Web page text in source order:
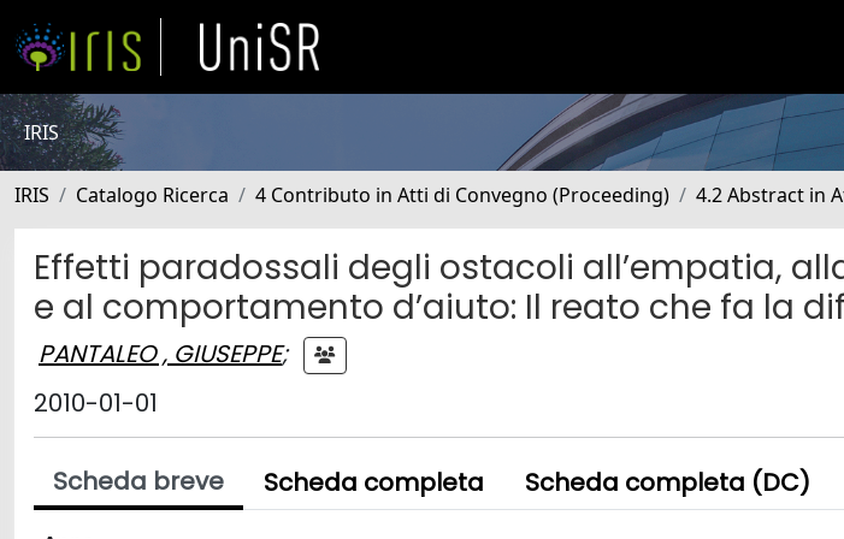
IRIS
IRIS Catalogo Ricerca 4 Contributo in Atti di Convegno (Proceeding) 4.2 Abstract in
Effetti paradossali degli ostacoli all’empatia,
e al comportamento d’aiuto: Il reato che fa la
PANTALEO , GIUSEPPE;
2010-01-01
Scheda breve Scheda completa Scheda completa (DC)